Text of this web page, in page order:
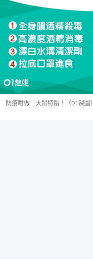
防疫咁做 大錯特錯！（01製圖）